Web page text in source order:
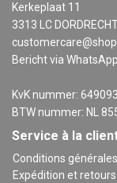
Kerkeplaat 11
3313 LC
Bericht via
KvK nummer:
BTW nummer: NL
Service à la
Conditions
Expédition et retours